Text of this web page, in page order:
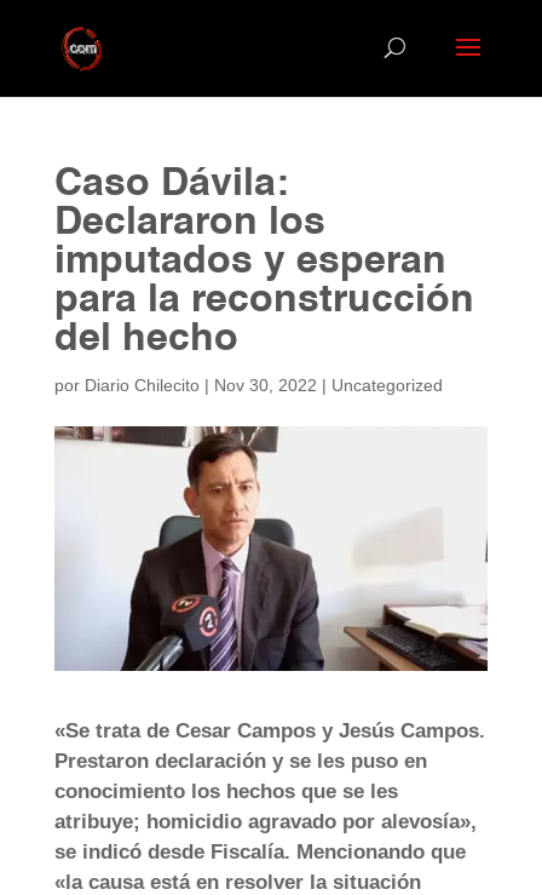
Caso Dávila:
Declararon los
imputados y esperan
para la reconstrucción
del hecho
por Diario Chilecito| Nov 30, 2022 | Uncategorized
«Se trata de Cesar Campos y Jesús Campos.
Prestaron declaración y se les puso en
conocimiento los hechos que se les
atribuye; homicidio agravado por alevosía»,
se indicó desde Fiscalía. Mencionando que
«la causa está en resolver la situación